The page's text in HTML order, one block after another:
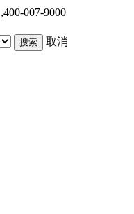
007-9000
搜索 取消